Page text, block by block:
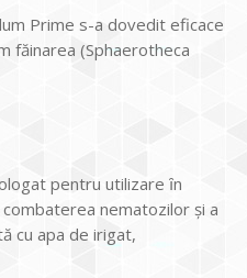
Prime s-a dovedit eficace
făinarea (Sphaerotheca
pentru utilizare ȋn
nematozilor şi a
cu apa de irigat,